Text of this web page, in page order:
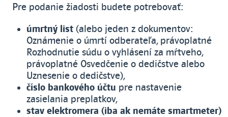
Pre podanie žiadosti budete potrebovať:
úmrtný list (alebo jeden z dokumentov:
Oznámenie o úmrtí odberateľa, právoplatné
Rozhodnutie súdu o vyhlásení za mŕtveho,
právoplatné Osvedčenie o dedičstve alebo
Uznesenie o dedičstve),
číslo bankového účtu pre nastavenie
zasielania preplatkov,
stav elektromera (iba ak nemáte smartmeter)